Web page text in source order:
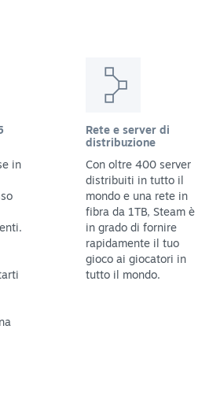
in
Rete e server di
distribuzione
Con oltre 400 server
distribuiti in tutto il
mondo e una rete in
fibra da 1TB, Steam è
in grado di fornire
rapidamente il tuo
gioco ai giocatori in
tutto il mondo.